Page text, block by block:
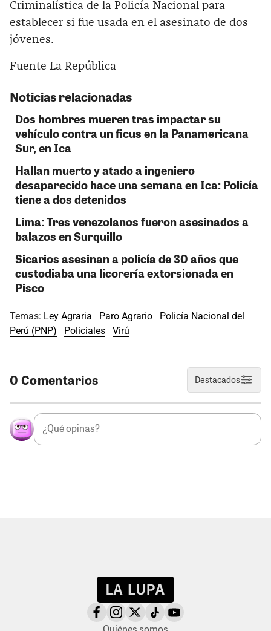
Criminalística de la Policía Nacional para
establecer si fue usada en el asesinato de dos
jóvenes.
Fuente La República
Noticias relacionadas
Dos hombres mueren tras impactar su
vehículo contra un ficus en la Panamericana
Sur, en Ica
Hallan muerto y atado a ingeniero
desaparecido hace una semana en Ica: Policía
tiene a dos detenidos
Lima: Tres venezolanos fueron asesinados a
balazos en Surquillo
Sicarios asesinan a policía de 30 años que
custodiaba una licorería extorsionada en
Pisco
Temas: Ley Agraria Paro Agrario
Policía Nacional del
Perú (PNP)
Policiales Virú
0 Comentarios Destacados